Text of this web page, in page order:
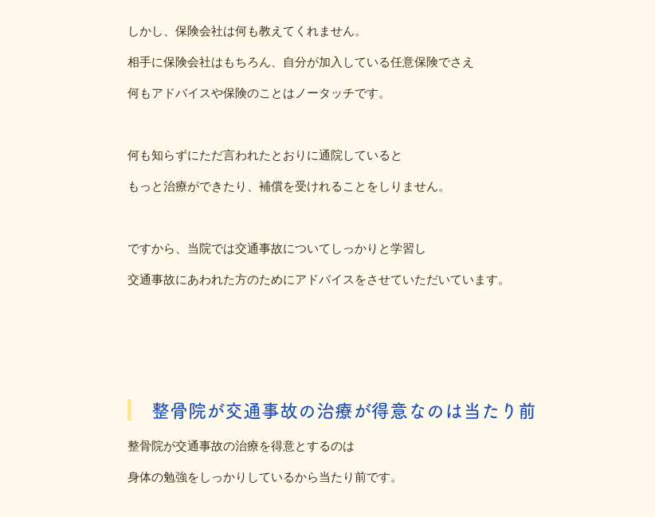
しかし、保険会社は何も教えてくれません。
相手に保険会社はもちろん、自分が加入している任意保険でさえ
何もアドバイスや保険のことはノータッチです。
何も知らずにただ言われたとおりに通院していると
もっと治療ができたり、補償を受けれることをしりません。
ですから、当院では交通事故についてしっかりと学習し
交通事故にあわれた方のためにアドバイスをさせていただいています。
整骨院が交通事故の治療が得意なのは当たり前
整骨院が交通事故の治療を得意とするのは
身体の勉強をしっかりしているから当たり前です。